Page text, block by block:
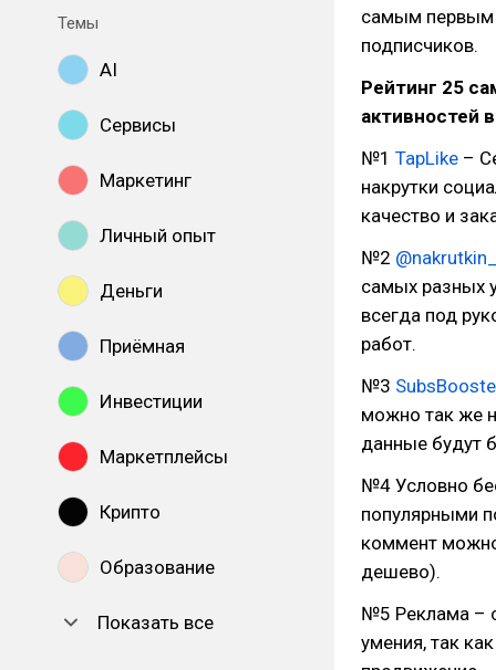
Темы
AI
Сервисы
Маркетинг
Личный опыт
Деньги
Приёмная
Инвестиции
Маркетплейсы
Крипто
Образование
Показать все
самым первым
подписчиков.
Рейтинг 25
активностей
№1 TapLike –
накрутки
качество и
№2
самых разных
всегда под
работ.
№3
можно так же
данные будут
№4 Условно
популярными
коммент можно
дешево).
№5 Реклама –
умения, так